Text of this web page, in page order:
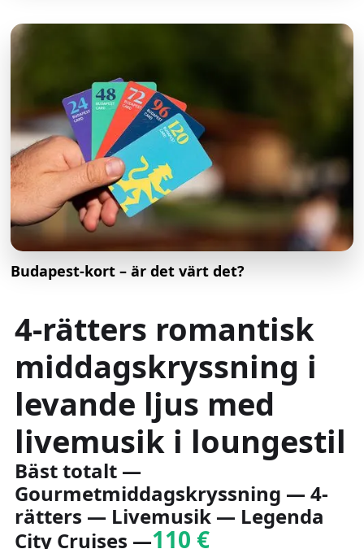
Budapest-kort – är det värt det?
4-rätters romantisk
middagskryssning i
levande ljus med
livemusik i loungestil
Bäst totalt —
Gourmetmiddagskryssning — 4-
rätters — Livemusik — Legenda
City Cruises —110 €